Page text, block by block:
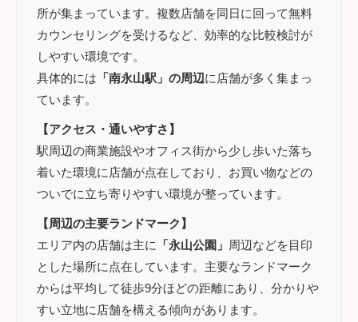
所が集まっています。複数店舗を同日に回って無料
カウンセリングを受けるなど、効率的な比較検討が
しやすい環境です。
具体的には 「南永山駅」の周辺 に店舗が多く集まっ
ています。
【アクセス・通いやすさ】
駅周辺の商業施設やオフィス街から少し歩いた落ち
着いた環境に店舗が点在しており、お買い物などの
ついでに立ち寄りやすい環境が整っています。
【周辺の主要ランドマーク】
エリア内の店舗は主に
「永山公園」 周辺などを目印
とした場所に点在しています。主要なランドマーク
からは平均して徒歩9分ほどの距離にあり、分かりや
すい立地に店舗を構える傾向があります。